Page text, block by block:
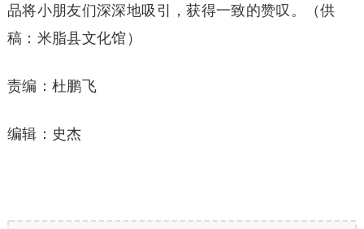
品将小朋友们深深地吸引，获得一致的赞叹。（供
稿：米脂县文化馆）
责编：杜鹏飞
编辑：史杰